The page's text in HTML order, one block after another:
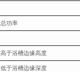
总功率
高于浴槽边缘高度
低于浴槽边缘深度